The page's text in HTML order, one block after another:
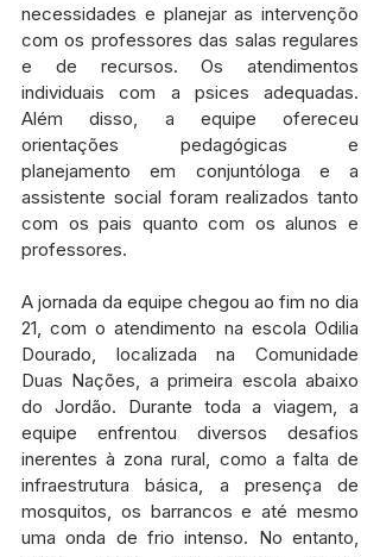
necessidades e planejar as intervençõo
com os professores das salas regulares
e de recursos. Os atendimentos
individuais com a psices adequadas.
Além disso, a equipe ofereceu
orientações pedagógicas e
planejamento em conjuntóloga e a
assistente social foram realizados tanto
com os pais quanto com os alunos e
professores.
A jornada da equipe chegou ao fim no dia
21, com o atendimento na escola Odilia
Dourado, localizada na Comunidade
Duas Nações, a primeira escola abaixo
do Jordão. Durante toda a viagem, a
equipe enfrentou diversos desafios
inerentes à zona rural, como a falta de
infraestrutura básica, a presença de
mosquitos, os barrancos e até mesmo
uma onda de frio intenso. No entanto,